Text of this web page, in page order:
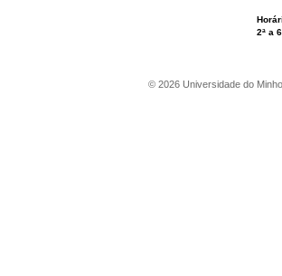
2ª a
© 2026 Universidade do